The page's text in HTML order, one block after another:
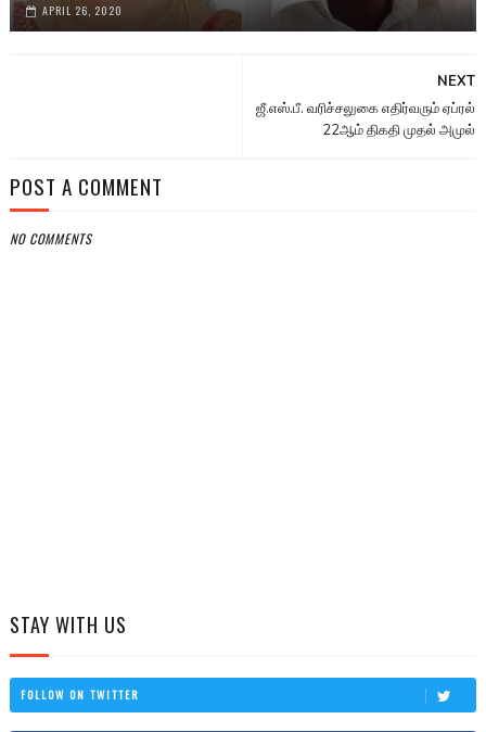
APRIL 26, 2020
NEXT
ஜீ.எஸ்.பீ. வரிச்சலுகை எதிர்வரும் ஏப்ரல்
22ஆம் திகதி முதல் அமுல்
POST A COMMENT
NO COMMENTS
STAY WITH US
FOLLOW ON TWITTER